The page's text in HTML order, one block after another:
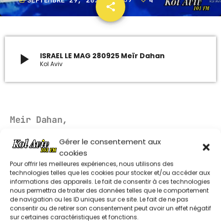
Gérer le consentement aux
cookies
Pour offrir les meilleures expériences, nous utilisons des
technologies telles que les cookies pour stocker et/ou accéder aux
informations des appareils. Le fait de consentir à ces technologies
nous permettra de traiter des données telles que le comportement
de navigation ou les ID uniques sur ce site. Le fait de ne pas
consentir ou de retirer son consentement peut avoir un effet négatif
sur certaines caractéristiques et fonctions.
ARCHIVES
janvier 2024
UPCOMING SHOWS
MUSIQUE CHABBATIQUE
share
email
play_arrow ISRAEL LE MAG 280925 Meïr Dahan
Kol Aviv
Meir Dahan,
colonel de réserve de Tsahal
les émissions les plus récentes
ISRAEL LE MAG 280626 Y KELLER